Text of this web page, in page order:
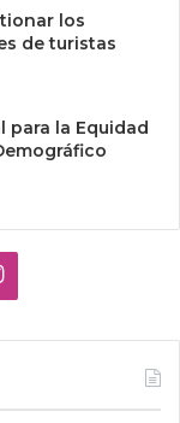
los
de turistas
para la Equidad
Instagram